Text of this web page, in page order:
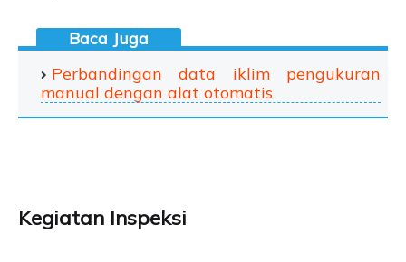
Perbandingan data iklim pengukuran
manual dengan alat otomatis
Kegiatan Inspeksi